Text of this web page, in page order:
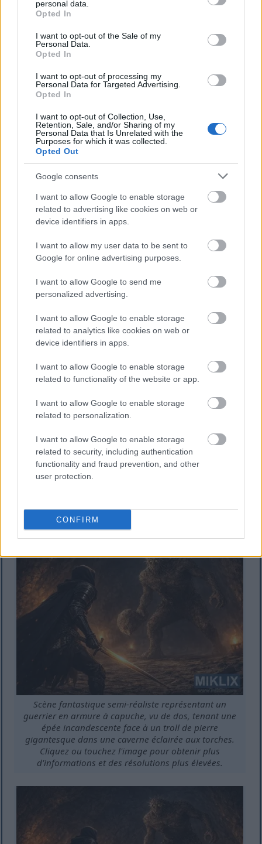
grant or deny consent to Google and its third-party tags to
use your data for below specified purposes in below Google
consent section.
personal data.
Opted In
I want to opt-out of the Sale of my
Personal Data.
Opted In
I want to opt-out of processing my
Personal Data for Targeted Advertising.
Opted In
I want to opt-out of Collection, Use,
Retention, Sale, and/or Sharing of my
Personal Data that Is Unrelated with the
Purposes for which it was collected.
Opted Out
Google consents
I want to allow Google to enable storage
related to advertising like cookies on web or
device identifiers in apps.
I want to allow my user data to be sent to
Google for online advertising purposes.
I want to allow Google to send me
personalized advertising.
I want to allow Google to enable storage
related to analytics like cookies on web or
device identifiers in apps.
I want to allow Google to enable storage
related to functionality of the website or app.
I want to allow Google to enable storage
related to personalization.
I want to allow Google to enable storage
related to security, including authentication
functionality and fraud prevention, and other
user protection.
CONFIRM
d'informations et des résolutions plus élevées.
Scène fantastique semi-réaliste montrant un Tarnished
dans une caverne souterraine enflammée avant le
combat.
d'informations et des résolutions plus élevées.
Image fantastique semi-réaliste d'un guerrier en
armure à capuche tenant une épée incandescente face
Cliquez ou touchez l'image pour obtenir plus
d'informations et des résolutions plus élevées.
Scène fantastique semi-réaliste représentant un
guerrier en armure à capuche, vu de dos, tenant une
épée incandescente face à un troll de pierre
gigantesque dans une caverne éclairée aux torches.
Cliquez ou touchez l'image pour obtenir plus
d'informations et des résolutions plus élevées.